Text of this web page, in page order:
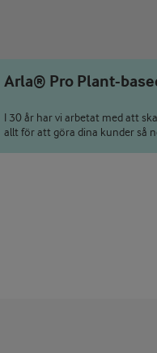
Arla® Pro Plant-
I 30 år har vi arbetat med att
allt för att göra dina kunder så